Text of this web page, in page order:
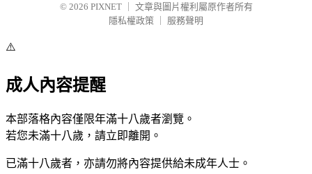
© 2026 PIXNET
文章與圖片權利屬原作者所有
隱私權政策
服務聲明
⚠️
成人內容提醒
本部落格內容僅限年滿十八歲者瀏覽。
若您未滿十八歲，請立即離開。
已滿十八歲者，亦請勿將內容提供給未成年人士。